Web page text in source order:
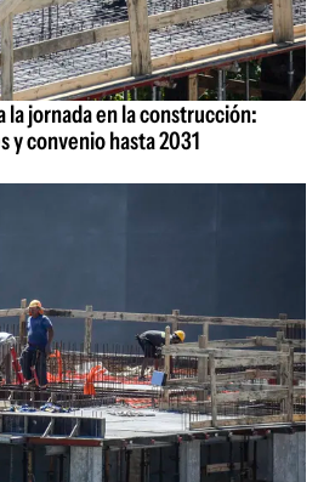
la jornada en la construcción:
y convenio hasta 2031